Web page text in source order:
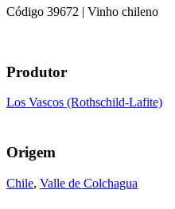
Código 39672 | Vinho chileno
Produtor
Los Vascos (Rothschild-Lafite)
Origem
Chile, Valle de Colchagua